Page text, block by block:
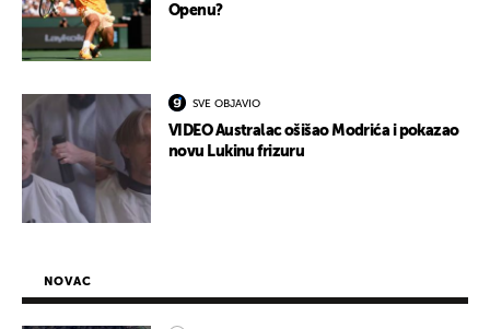
Openu?
SVE OBJAVIO
VIDEO Australac ošišao Modrića i pokazao
novu Lukinu frizuru
NOVAC